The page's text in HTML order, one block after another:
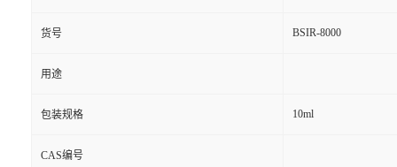
货号 BSIR-8000
用途
包装规格 10ml
CAS编号